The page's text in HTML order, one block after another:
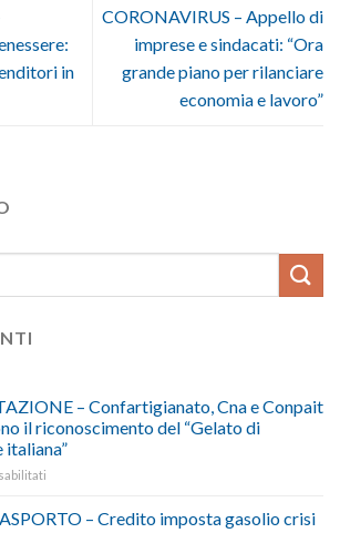
in
CORONAVIRUS – Appello di
imprese e sindacati: “Ora
grande piano per rilanciare
economia e lavoro”
– Confartigianato, Cna e Conpait
il riconoscimento del “Gelato di
–
– Credito imposta gasolio crisi